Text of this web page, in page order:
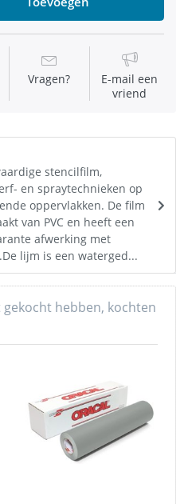
Vragen?
E-mail een
vriend
stencilfilm,
en spraytechnieken op
oppervlakken. De film
van PVC en heeft een
afwerking met
lijm is een waterged...
hebben, kochten